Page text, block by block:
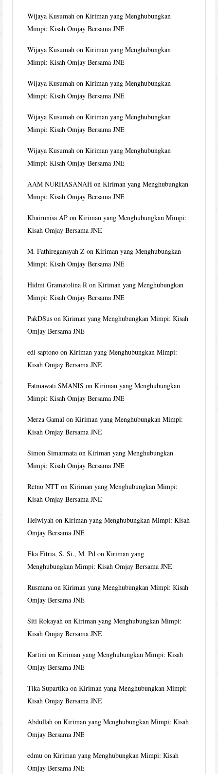
Wijaya Kusumah onKiriman yang Menghubungkan
Mimpi: Kisah Omjay Bersama JNE
Wijaya Kusumah onKiriman yang Menghubungkan
Mimpi: Kisah Omjay Bersama JNE
Wijaya Kusumah onKiriman yang Menghubungkan
Mimpi: Kisah Omjay Bersama JNE
Wijaya Kusumah onKiriman yang Menghubungkan
Mimpi: Kisah Omjay Bersama JNE
Wijaya Kusumah onKiriman yang Menghubungkan
Mimpi: Kisah Omjay Bersama JNE
AAM NURHASANAH onKiriman yang Menghubungkan
Mimpi: Kisah Omjay Bersama JNE
Khairunisa AP onKiriman yang Menghubungkan Mimpi:
Kisah Omjay Bersama JNE
M. Fathiregansyah Z onKiriman yang Menghubungkan
Mimpi: Kisah Omjay Bersama JNE
Hidmi Gramatolina R onKiriman yang Menghubungkan
Mimpi: Kisah Omjay Bersama JNE
PakDSus onKiriman yang Menghubungkan Mimpi: Kisah
Omjay Bersama JNE
edi saptono onKiriman yang Menghubungkan Mimpi:
Kisah Omjay Bersama JNE
Fatmawati SMANIS onKiriman yang Menghubungkan
Mimpi: Kisah Omjay Bersama JNE
Merza Gamal onKiriman yang Menghubungkan Mimpi:
Kisah Omjay Bersama JNE
Simon Simarmata onKiriman yang Menghubungkan
Mimpi: Kisah Omjay Bersama JNE
Retno NTT onKiriman yang Menghubungkan Mimpi:
Kisah Omjay Bersama JNE
Helwiyah onKiriman yang Menghubungkan Mimpi: Kisah
Omjay Bersama JNE
Eka Fitria, S. Si., M. Pd onKiriman yang
Menghubungkan Mimpi: Kisah Omjay Bersama JNE
Rusmana onKiriman yang Menghubungkan Mimpi: Kisah
Omjay Bersama JNE
Siti Rokayah onKiriman yang Menghubungkan Mimpi:
Kisah Omjay Bersama JNE
Kartini onKiriman yang Menghubungkan Mimpi: Kisah
Omjay Bersama JNE
Tika Supartika onKiriman yang Menghubungkan Mimpi:
Kisah Omjay Bersama JNE
Abdullah onKiriman yang Menghubungkan Mimpi: Kisah
Omjay Bersama JNE
edmu onKiriman yang Menghubungkan Mimpi: Kisah
Omjay Bersama JNE